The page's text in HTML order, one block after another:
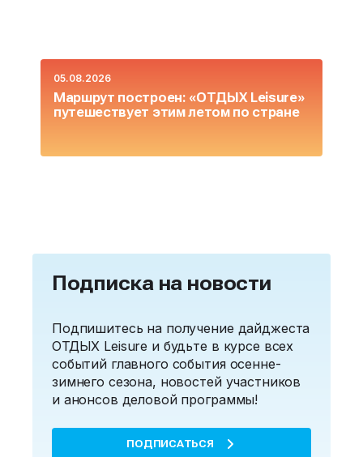
05.08.2026
Маршрут построен: «ОТДЫХ Leisure»
путешествует этим летом по стране
Подписка на новости
Подпишитесь на получение дайджеста
ОТДЫХ Leisure и будьте в курсе всех
событий главного события осенне-
зимнего сезона, новостей участников
и анонсов деловой программы!
ПОДПИСАТЬСЯ